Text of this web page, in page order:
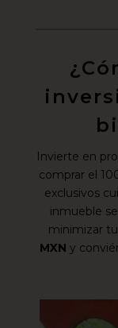
Invierte en
comprar el
exclusivos
inmueble
minimizar
MXN y